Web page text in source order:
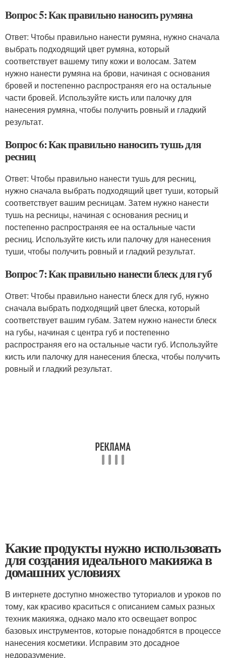
Вопрос 5: Как правильно наносить румяна
Ответ: Чтобы правильно нанести румяна, нужно сначала
выбрать подходящий цвет румяна, который
соответствует вашему типу кожи и волосам. Затем
нужно нанести румяна на брови, начиная с основания
бровей и постепенно распространяя его на остальные
части бровей. Используйте кисть или палочку для
нанесения румяна, чтобы получить ровный и гладкий
результат.
Вопрос 6: Как правильно наносить тушь для
ресниц
Ответ: Чтобы правильно нанести тушь для ресниц,
нужно сначала выбрать подходящий цвет туши, который
соответствует вашим ресницам. Затем нужно нанести
тушь на ресницы, начиная с основания ресниц и
постепенно распространяя ее на остальные части
ресниц. Используйте кисть или палочку для нанесения
туши, чтобы получить ровный и гладкий результат.
Вопрос 7: Как правильно нанести блеск для губ
Ответ: Чтобы правильно нанести блеск для губ, нужно
сначала выбрать подходящий цвет блеска, который
соответствует вашим губам. Затем нужно нанести блеск
на губы, начиная с центра губ и постепенно
распространяя его на остальные части губ. Используйте
кисть или палочку для нанесения блеска, чтобы получить
ровный и гладкий результат.
Какие продукты нужно использовать
для создания идеального макияжа в
домашних условиях
В интернете доступно множество туториалов и уроков по
тому, как красиво краситься с описанием самых разных
техник макияжа, однако мало кто освещает вопрос
базовых инструментов, которые понадобятся в процессе
нанесения косметики. Исправим это досадное
недоразумение.